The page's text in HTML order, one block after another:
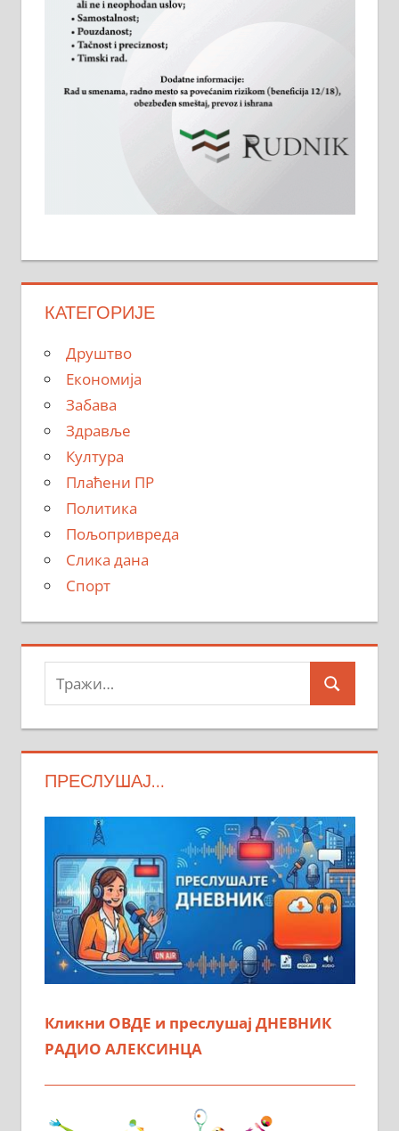
КАТЕГОРИЈЕ
Друштво
Економија
Забава
Здравље
Култура
Плаћени ПР
Политика
Пољопривреда
Слика дана
Спорт
Тражи:
Search
ПРЕСЛУШАЈ…
Кликни ОВДЕ и преслушај ДНЕВНИК
РАДИО АЛЕКСИНЦА